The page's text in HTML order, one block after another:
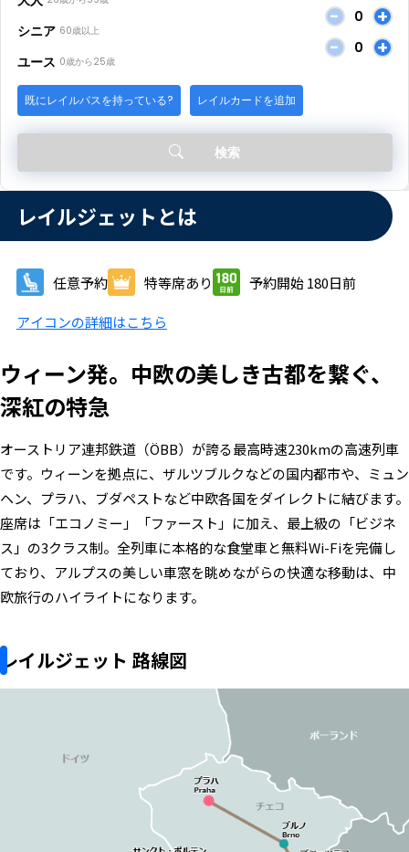
レイルジェットとは
任意予約 特等席あり 予約開始 180日前
アイコンの詳細はこちら
ウィーン発。中欧の美しき古都を繋ぐ、
深紅の特急
オーストリア連邦鉄道（ÖBB）が誇る最高時速230kmの高速列車
です。ウィーンを拠点に、ザルツブルクなどの国内都市や、ミュン
ヘン、プラハ、ブダペストなど中欧各国をダイレクトに結びます。
座席は「エコノミー」「ファースト」に加え、最上級の「ビジネ
ス」の3クラス制。全列車に本格的な食堂車と無料Wi-Fiを完備し
ており、アルプスの美しい車窓を眺めながらの快適な移動は、中
欧旅行のハイライトになります。
レイルジェット 路線図